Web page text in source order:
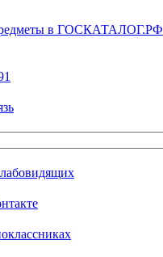
в ГОСКАТАЛОГ.РФ